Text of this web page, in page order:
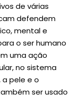
de várias
defendem
mental e
o ser humano
uma ação
no sistema
pele e o
ser usado